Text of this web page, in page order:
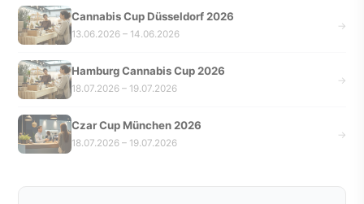
Cannabis Cup Düsseldorf 2026
13.06.2026 – 14.06.2026
→
Hamburg Cannabis Cup 2026
18.07.2026 – 19.07.2026
→
Czar Cup München 2026
18.07.2026 – 19.07.2026
→